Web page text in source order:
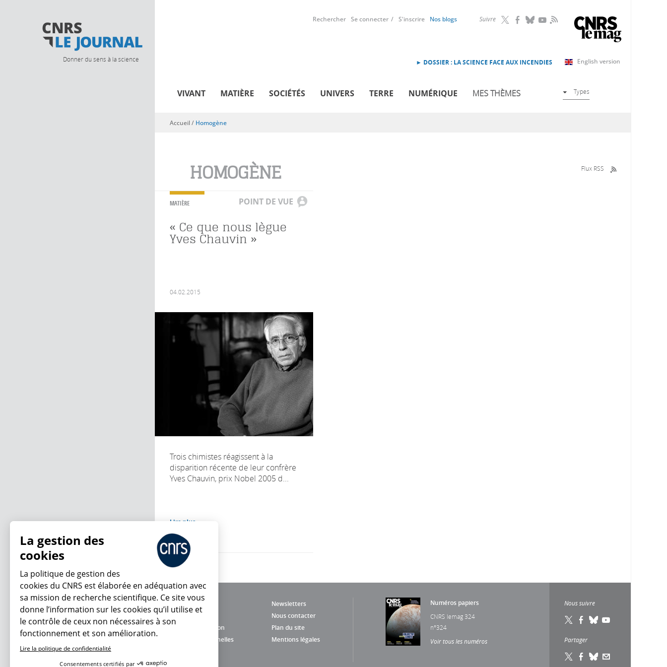
Donner du sens à la science
Suivre RSS
Rechercher Se connecter S'inscrire Nos blogs
English version
► DOSSIER : LA SCIENCE FACE AUX INCENDIES
VIVANT MATIÈRE SOCIÉTÉS UNIVERS TERRE NUMÉRIQUE MES THÈMES Types
Vous êtes ici
Accueil/ Homogène
HOMOGÈNE Flux RSS
MATIÈRE POINT DE VUE
« Ce que nous lègue
Yves Chauvin »
04.02.2015
Trois chimistes réagissent à la
disparition récente de leur confrère
Yves Chauvin, prix Nobel 2005 d...
Lire plus
Newsletters
Nous contacter
Charte d'utilisation
Plan du site
Données personnelles
Mentions légales
Numéros papiers
CNRS lemag 324
n°324
Voir tous les numéros
Nous suivre
Partager
En ce moment
La gestion des
cookies
La politique de gestion des
cookies du CNRS est élaborée en adéquation avec
sa mission de recherche scientifique. Ce site vous
donne l’information sur les cookies qu’il utilise et
le contrôle de ceux non nécessaires à son
fonctionnement et son amélioration.
Lire la politique de confidentialité
Consentements certifiés par